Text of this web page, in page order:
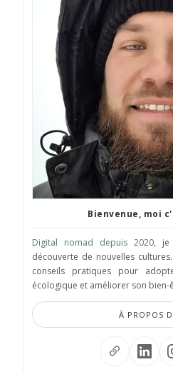
Bienvenue, moi
Digital nomad depuis 2020, je
découverte de nouvelles
conseils pratiques pour
écologique et améliorer son bien-
À PROPOS